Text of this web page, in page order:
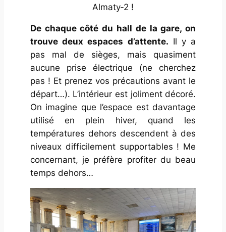
Almaty‑2 !
De chaque côté du hall de la gare, on
trouve deux espaces d’attente. Il y a
pas mal de sièges, mais quasiment
aucune prise électrique (ne cherchez
pas ! Et prenez vos précautions avant le
départ…). L’intérieur est joliment décoré.
On imagine que l’espace est davantage
utilisé en plein hiver, quand les
températures dehors descendent à des
niveaux difficilement supportables ! Me
concernant, je préfère profiter du beau
temps dehors…